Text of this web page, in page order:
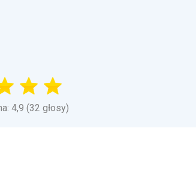
4,9 (32 głosy)